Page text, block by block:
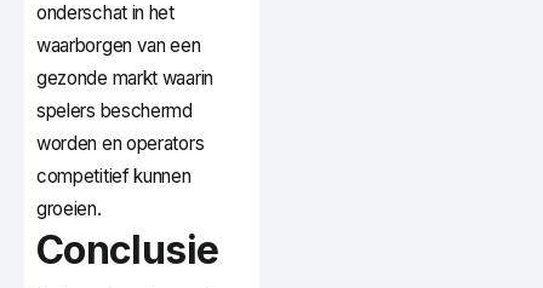
onderschat in het
waarborgen van een
gezonde markt waarin
spelers beschermd
worden en operators
competitief kunnen
groeien.
Conclusie